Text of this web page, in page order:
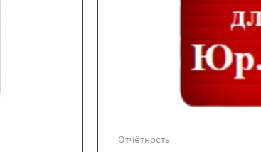
Отчётность